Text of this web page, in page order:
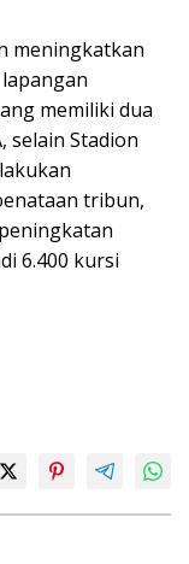
meningkatkan
memiliki dua
selain Stadion
tribun,
6.400 kursi